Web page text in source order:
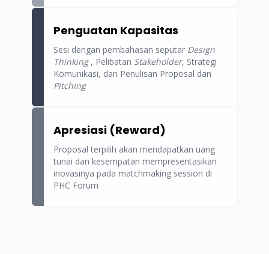
Penguatan Kapasitas
Sesi dengan pembahasan seputar Design
Thinking, Pelibatan Stakeholder, Strategi
Komunikasi, dan Penulisan Proposal dan
Pitching
Apresiasi (Reward)
Proposal terpilih akan mendapatkan uang
tunai dan kesempatan mempresentasikan
inovasinya pada matchmaking session di
PHC Forum